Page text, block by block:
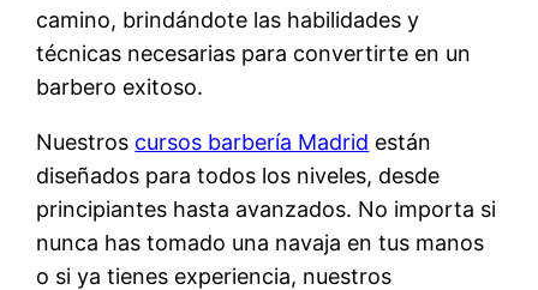
camino, brindándote las habilidades y
técnicas necesarias para convertirte en un
barbero exitoso.
Nuestros cursos barbería Madrid están
diseñados para todos los niveles, desde
principiantes hasta avanzados. No importa si
nunca has tomado una navaja en tus manos
o si ya tienes experiencia, nuestros